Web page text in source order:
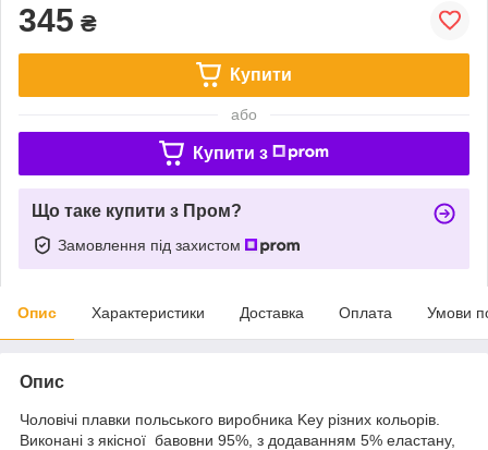
345 ₴
Купити
або
Купити з
Що таке купити з Пром?
Замовлення під захистом
Опис Характеристики Доставка Оплата Умови
Опис
Чоловічі плавки польського виробника Key різних кольорів.
Виконані з якісної бавовни 95%, з додаванням 5% еластану,